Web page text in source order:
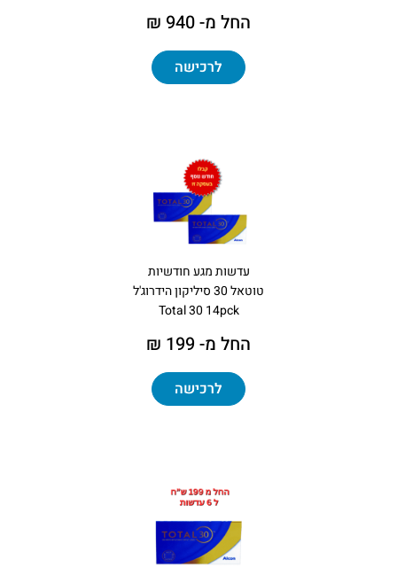
החל מ- 940 ₪
לרכישה
עדשות מגע חודשיות
טוטאל 30 סיליקון הידרוג'ל
Total 30 14pck
החל מ- 199 ₪
לרכישה